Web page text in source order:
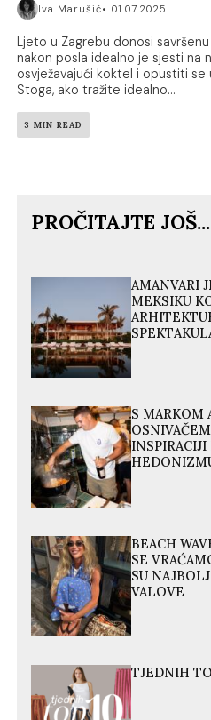
Iva Marušić 01.07.2025.
Ljeto u Zagrebu donosi
nakon posla idealno je sjesti na
osvježavajući koktel i opustiti se
Stoga, ako tražite idealno...
3 MIN READ
PROČITAJTE JOŠ...
AMANVARI
MEKSIKU
S MARKOM
BEACH
SE
SU
VALOVE
TJEDNIH